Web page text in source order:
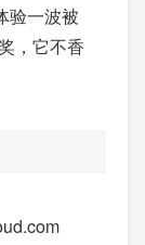
验一波被
，它不香